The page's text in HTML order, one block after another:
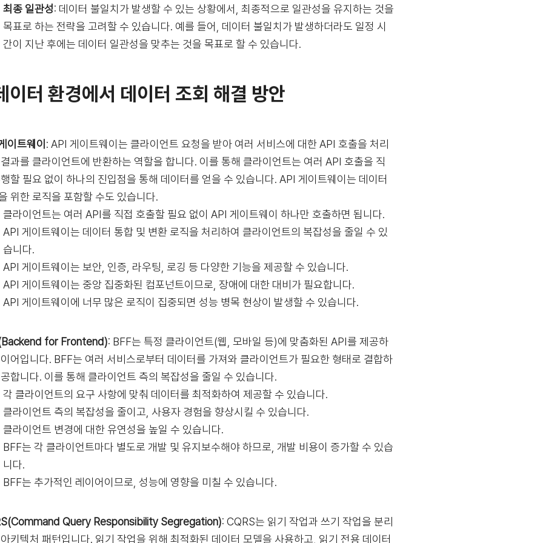
최종 일관성: 데이터 불일치가 발생할 수 있는 상황에서, 최종적으로 일관성을 유지하는 것을
목표로 하는 전략을 고려할 수 있습니다. 예를 들어, 데이터 불일치가 발생하더라도 일정 시
간이 지난 후에는 데이터 일관성을 맞추는 것을 목표로 할 수 있습니다.
이터 환경에서 데이터 조회 해결 방안
이트웨이 : API 게이트웨이는 클라이언트 요청을 받아 여러 서비스에 대한 API 호출을 처리
과를 클라이언트에 반환하는 역할을 합니다. 이를 통해 클라이언트는 여러 API 호출을 직
할 필요 없이 하나의 진입점을 통해 데이터를 얻을 수 있습니다. API 게이트웨이는 데이터
위한 로직을 포함할 수도 있습니다.
클라이언트는 여러 API를 직접 호출할 필요 없이 API 게이트웨이 하나만 호출하면 됩니다.
API 게이트웨이는 데이터 통합 및 변환 로직을 처리하여 클라이언트의 복잡성을 줄일 수 있
습니다.
API 게이트웨이는 보안, 인증, 라우팅, 로깅 등 다양한 기능을 제공할 수 있습니다.
API 게이트웨이는 중앙 집중화된 컴포넌트이므로, 장애에 대한 대비가 필요합니다.
API 게이트웨이에 너무 많은 로직이 집중되면 성능 병목 현상이 발생할 수 있습니다.
for Frontend): BFF는 특정 클라이언트(웹, 모바일 등)에 맞춤화된 API를 제공하
어입니다. BFF는 여러 서비스로부터 데이터를 가져와 클라이언트가 필요한 형태로 결합하
합니다. 이를 통해 클라이언트 측의 복잡성을 줄일 수 있습니다.
각 클라이언트의 요구 사항에 맞춰 데이터를 최적화하여 제공할 수 있습니다.
클라이언트 측의 복잡성을 줄이고, 사용자 경험을 향상시킬 수 있습니다.
클라이언트 변경에 대한 유연성을 높일 수 있습니다.
BFF는 각 클라이언트마다 별도로 개발 및 유지보수해야 하므로, 개발 비용이 증가할 수 있습
니다.
BFF는 추가적인 레이어이므로, 성능에 영향을 미칠 수 있습니다.
Query Responsibility Segregation): CQRS는 읽기 작업과 쓰기 작업을 분리
키텍처 패턴입니다. 읽기 작업을 위해 최적화된 데이터 모델을 사용하고, 읽기 전용 데이터